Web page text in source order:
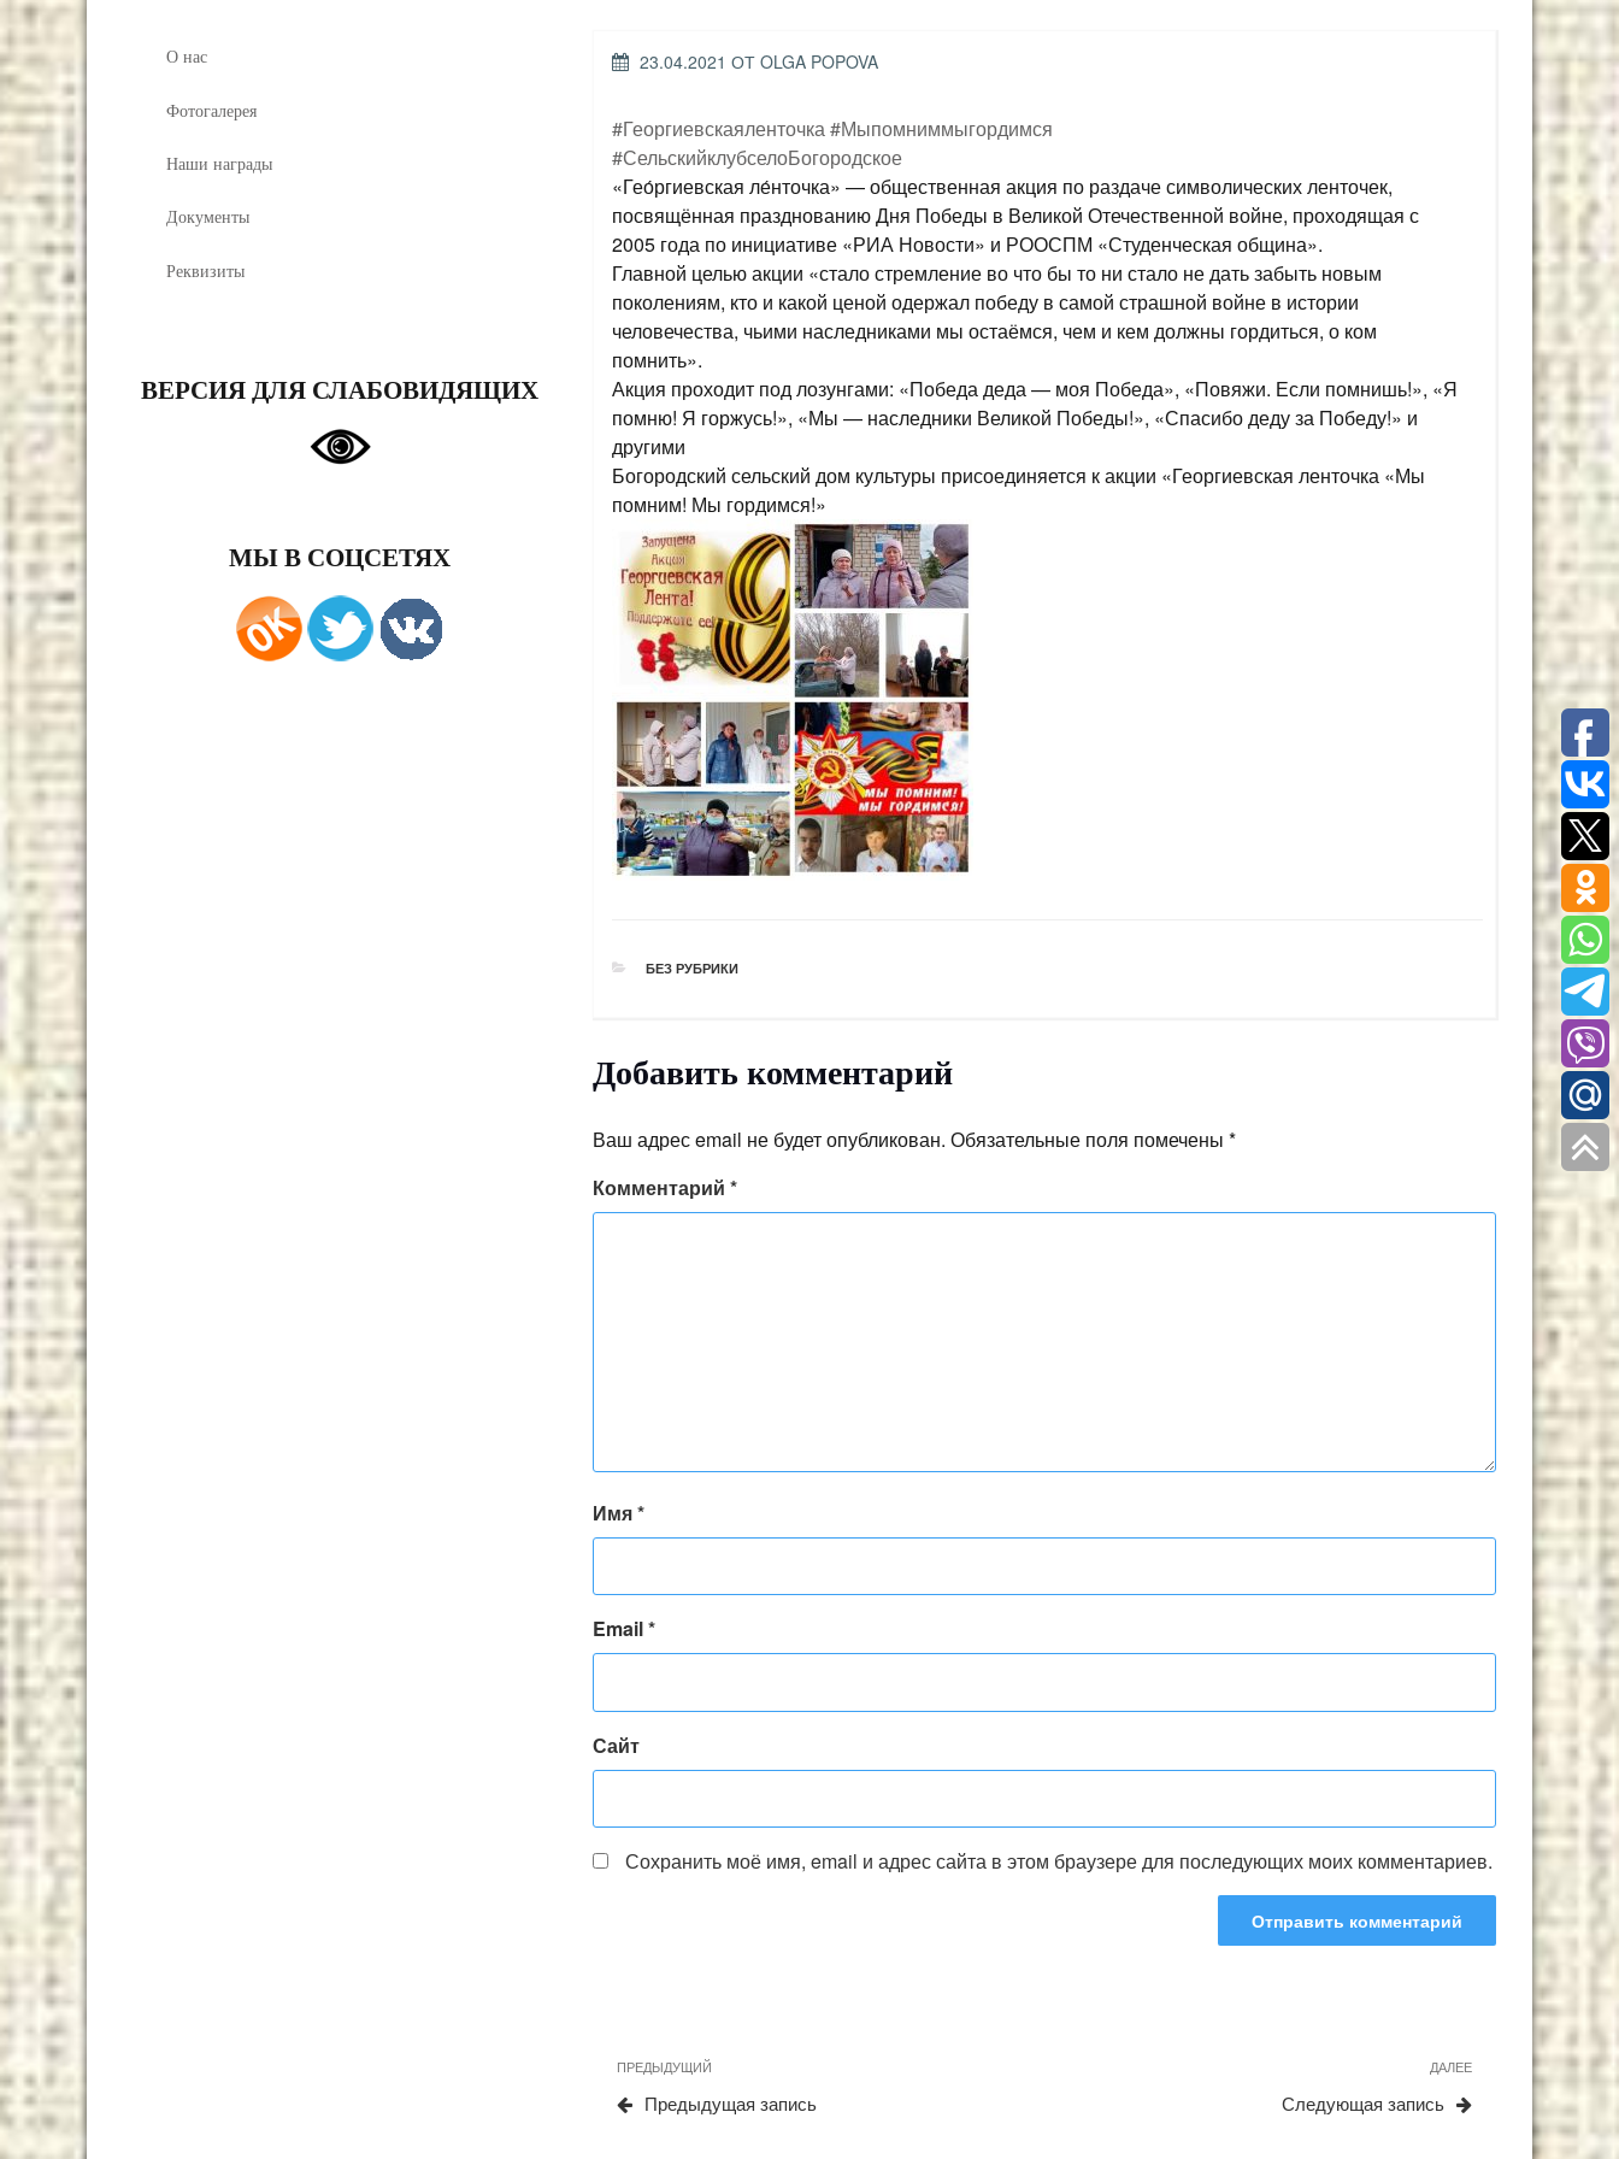
О нас
Фотогалерея
Наши награды
Документы
Реквизиты
ВЕРСИЯ ДЛЯ СЛАБОВИДЯЩИХ
МЫ В СОЦСЕТЯХ
ОПУБЛИКОВАНО
23.04.2021 ОТ OLGA POPOVA
#Георгиевскаяленточка#Мыпомниммыгордимся
#СельскийклубселоБогородское
«Гео́ргиевская ле́нточка» — общественная акция по раздаче символических ленточек,
посвящённая празднованию Дня Победы в Великой Отечественной войне, проходящая с
2005 года по инициативе «РИА Новости» и РООСПМ «Студенческая община».
Главной целью акции «стало стремление во что бы то ни стало не дать забыть новым
поколениям, кто и какой ценой одержал победу в самой страшной войне в истории
человечества, чьими наследниками мы остаёмся, чем и кем должны гордиться, о ком
помнить».
Акция проходит под лозунгами: «Победа деда — моя Победа», «Повяжи. Если помнишь!», «Я
помню! Я горжусь!», «Мы — наследники Великой Победы!», «Спасибо деду за Победу!» и
другими
Богородский сельский дом культуры присоединяется к акции «Георгиевская ленточка «Мы
помним! Мы гордимся!»
РУБРИКИ
БЕЗ РУБРИКИ
Добавить комментарий
Ваш адрес email не будет опубликован. Обязательные поля помечены *
Комментарий *
Имя*
Email*
Сайт
Сохранить моё имя, email и адрес сайта в этом браузере для последующих моих комментариев.
Навигация
по
записям
Предыдущая
запись
ПРЕДЫДУЩИЙ
Предыдущая запись
Следующая
запись
ДАЛЕЕ
Следующая запись